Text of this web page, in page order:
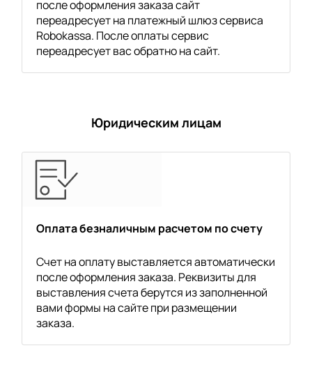
после оформления заказа сайт
переадресует на платежный шлюз сервиса
Robokassa. После оплаты сервис
переадресует вас обратно на сайт.
Юридическим лицам
Оплата безналичным расчетом по счету
Счет на оплату выставляется автоматически
после оформления заказа. Реквизиты для
выставления счета берутся из заполненной
вами формы на сайте при размещении
заказа.